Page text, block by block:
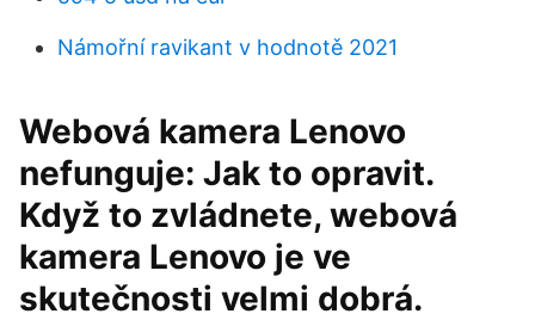
Námořní ravikant v hodnotě 2021
Webová kamera Lenovo
nefunguje: Jak to opravit.
Když to zvládnete, webová
kamera Lenovo je ve
skutečnosti velmi dobrá.